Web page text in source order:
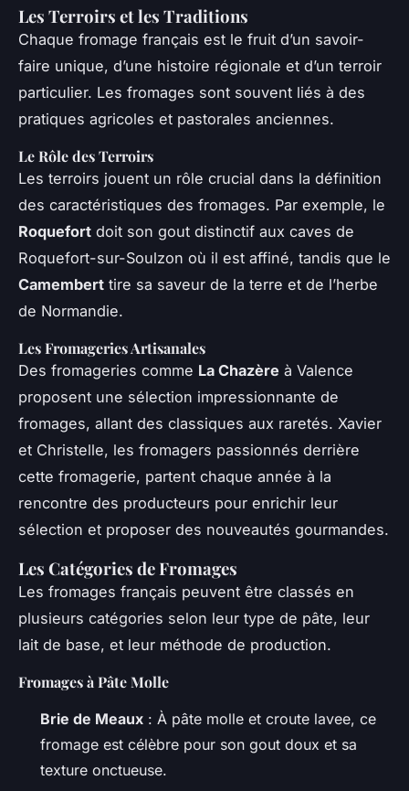
Les Terroirs et les Traditions
Chaque fromage français est le fruit d’un savoir-
faire unique, d’une histoire régionale et d’un terroir
particulier. Les fromages sont souvent liés à des
pratiques agricoles et pastorales anciennes.
Le Rôle des Terroirs
Les terroirs jouent un rôle crucial dans la définition
des caractéristiques des fromages. Par exemple, le
Roquefort doit son gout distinctif aux caves de
Roquefort-sur-Soulzon où il est affiné, tandis que le
Camembert tire sa saveur de la terre et de l’herbe
de Normandie.
Les Fromageries Artisanales
Des fromageries comme La Chazère à Valence
proposent une sélection impressionnante de
fromages, allant des classiques aux raretés. Xavier
et Christelle, les fromagers passionnés derrière
cette fromagerie, partent chaque année à la
rencontre des producteurs pour enrichir leur
sélection et proposer des nouveautés gourmandes.
Les Catégories de Fromages
Les fromages français peuvent être classés en
plusieurs catégories selon leur type de pâte, leur
lait de base, et leur méthode de production.
Fromages à Pâte Molle
Brie de Meaux : À pâte molle et croute lavee, ce
fromage est célèbre pour son gout doux et sa
texture onctueuse.